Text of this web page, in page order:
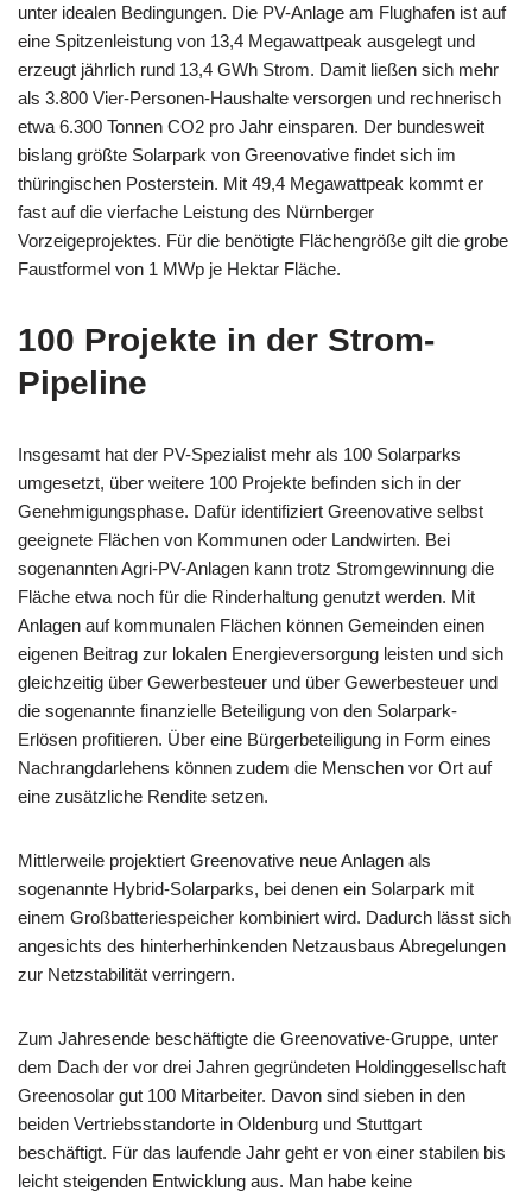
unter idealen Bedingungen. Die PV-Anlage am Flughafen ist auf
eine Spitzenleistung von 13,4 Megawattpeak ausgelegt und
erzeugt jährlich rund 13,4 GWh Strom. Damit ließen sich mehr
als 3.800 Vier-Personen-Haushalte versorgen und rechnerisch
etwa 6.300 Tonnen CO2 pro Jahr einsparen. Der bundesweit
bislang größte Solarpark von Greenovative findet sich im
thüringischen Posterstein. Mit 49,4 Megawattpeak kommt er
fast auf die vierfache Leistung des Nürnberger
Vorzeigeprojektes. Für die benötigte Flächengröße gilt die grobe
Faustformel von 1 MWp je Hektar Fläche.
100 Projekte in der Strom-
Pipeline
Insgesamt hat der PV-Spezialist mehr als 100 Solarparks
umgesetzt, über weitere 100 Projekte befinden sich in der
Genehmigungsphase. Dafür identifiziert Greenovative selbst
geeignete Flächen von Kommunen oder Landwirten. Bei
sogenannten Agri-PV-Anlagen kann trotz Stromgewinnung die
Fläche etwa noch für die Rinderhaltung genutzt werden. Mit
Anlagen auf kommunalen Flächen können Gemeinden einen
eigenen Beitrag zur lokalen Energieversorgung leisten und sich
gleichzeitig über Gewerbesteuer und über Gewerbesteuer und
die sogenannte finanzielle Beteiligung von den Solarpark-
Erlösen profitieren. Über eine Bürgerbeteiligung in Form eines
Nachrangdarlehens können zudem die Menschen vor Ort auf
eine zusätzliche Rendite setzen.
Mittlerweile projektiert Greenovative neue Anlagen als
sogenannte Hybrid-Solarparks, bei denen ein Solarpark mit
einem Großbatteriespeicher kombiniert wird. Dadurch lässt sich
angesichts des hinterherhinkenden Netzausbaus Abregelungen
zur Netzstabilität verringern.
Zum Jahresende beschäftigte die Greenovative-Gruppe, unter
dem Dach der vor drei Jahren gegründeten Holdinggesellschaft
Greenosolar gut 100 Mitarbeiter. Davon sind sieben in den
beiden Vertriebsstandorte in Oldenburg und Stuttgart
beschäftigt. Für das laufende Jahr geht er von einer stabilen bis
leicht steigenden Entwicklung aus. Man habe keine